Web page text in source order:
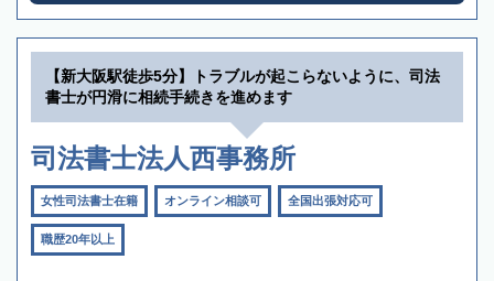
【新大阪駅徒歩5分】トラブルが起こらないように、司法
書士が円滑に相続手続きを進めます
司法書士法人西事務所
女性司法書士在籍 オンライン相談可 全国出張対応可
職歴20年以上